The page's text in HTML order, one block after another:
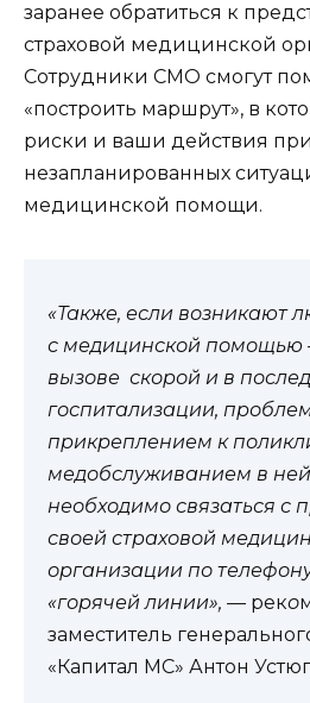
заранее обратиться к
страховой медицинской
Сотрудники СМО смогут
«построить маршрут», в
риски и ваши действия
незапланированных
медицинской помощи.
«Также, если возникают
с медицинской помощью
вызове скорой и в
госпитализации,
прикреплением к
медобслуживанием в
необходимо связаться с
своей страховой
организации по
«горячей линии», — реко
заместитель
«Капитал МС» Антон